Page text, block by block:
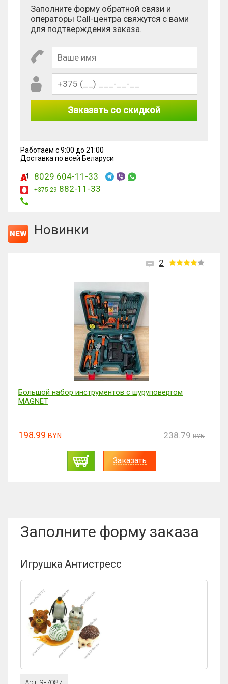
Сколько будет 10 + 10?
Заполните форму обратной связи и
операторы Call-центра свяжутся с вами
для подтверждения заказа.
Заказать со скидкой
Работаем с 9:00 до 21:00
Доставка по всей Беларуси
8029 604-11-33
+375 29 882-11-33
Новинки
шуруповертом
238.79
Набор отвертка с битами для
Заполните форму заказа
Игрушка Антистресс